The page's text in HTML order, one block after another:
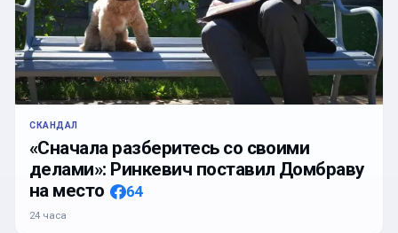
СКАНДАЛ
«Сначала разберитесь со своими
делами»: Ринкевич поставил Домбраву
на место
64
24 часа